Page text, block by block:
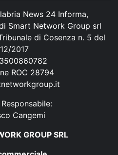
News 24 Informa,
Smart Network Group srl
di Cosenza n. 5 del
2017
ROC 28794
Cangemi
GROUP SRL